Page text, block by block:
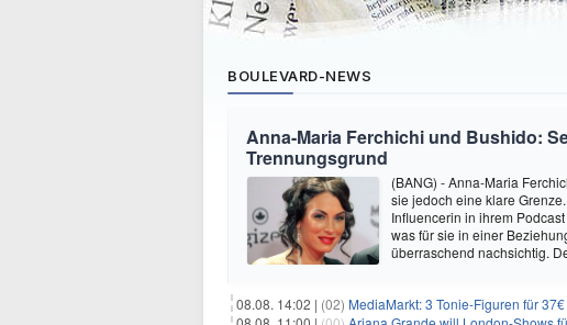
BOULEVARD-NEWS
Anna-Maria Ferchichi und Bushido:
Trennungsgrund
(BANG) - Anna-Maria
sie jedoch eine klare
Influencerin in ihrem
was für sie in einer
überraschend nachsichtig.
08.08. 14:02 | (02) MediaMarkt: 3 Tonie-Figuren für 37€